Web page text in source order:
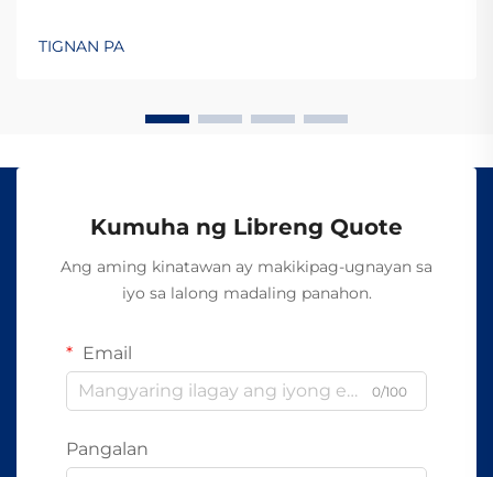
nagpapadala sila ng data sa pamamagitan ng
TIGNAN PA
Kumuha ng Libreng Quote
Ang aming kinatawan ay makikipag-ugnayan sa
iyo sa lalong madaling panahon.
Email
0/100
Pangalan